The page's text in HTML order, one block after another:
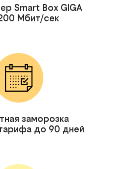
Smart Box GIGA
Мбит/сек
заморозка
до 90 дней